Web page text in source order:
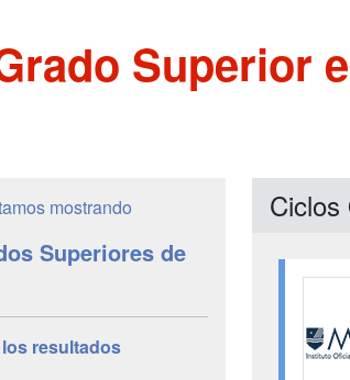
Superior
mostrando
Superiores de
resultados
Ciclos